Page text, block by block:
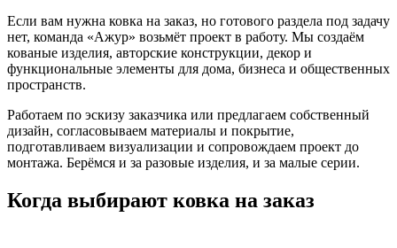
Если вам нужна ковка на заказ, но готового раздела под задачу
нет, команда «Ажур» возьмёт проект в работу. Мы создаём
кованые изделия, авторские конструкции, декор и
функциональные элементы для дома, бизнеса и общественных
пространств.
Работаем по эскизу заказчика или предлагаем собственный
дизайн, согласовываем материалы и покрытие,
подготавливаем визуализации и сопровождаем проект до
монтажа. Берёмся и за разовые изделия, и за малые серии.
Когда выбирают ковка на заказ